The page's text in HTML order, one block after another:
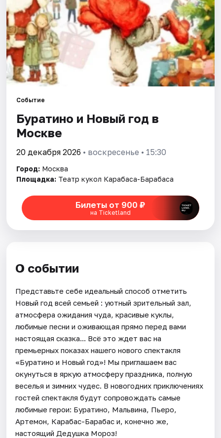
Города
Площадки
Артисты
Событие
Буратино и Новый год в
Москве
20 декабря 2026 • воскресенье • 15:30
Город: Москва
Площадка: Театр кукол Карабаса-Барабаса
Билеты от 900 ₽
на Ticketland
О событии
Представьте себе идеальный способ отметить
Новый год всей семьей : уютный зрительный зал,
атмосфера ожидания чуда, красивые куклы,
любимые песни и оживающая прямо перед вами
настоящая сказка... Всё это ждет вас на
премьерных показах нашего нового спектакля
«Буратино и Новый год»! Мы приглашаем вас
окунуться в яркую атмосферу праздника, полную
веселья и зимних чудес. В новогодних приключениях
гостей спектакля будут сопровождать самые
любимые герои: Буратино, Мальвина, Пьеро,
Артемон, Карабас-Барабас и, конечно же,
настоящий Дедушка Мороз!